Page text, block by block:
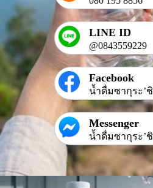
LINE ID
@0843559229
Facebook
น้ำดื่มซากุระ’ชิ
Messenger
น้ำดื่มซากุระ’ชิ